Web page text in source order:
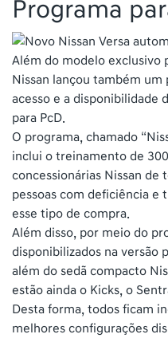
Programa
Além do modelo exclusivo
Nissan lançou também
acesso e a disponibilidade
para PcD.
O programa, chamado
inclui o treinamento de
concessionárias Nissan de
pessoas com deficiência e
esse tipo de compra.
Além disso, por meio do
disponibilizados na versão
além do sedã compacto
estão ainda o Kicks, o
Desta forma, todos ficam
melhores configurações